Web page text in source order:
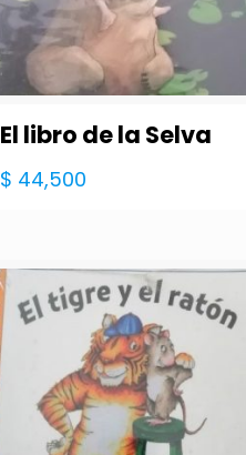
El libro de la Selva
$ 44,500